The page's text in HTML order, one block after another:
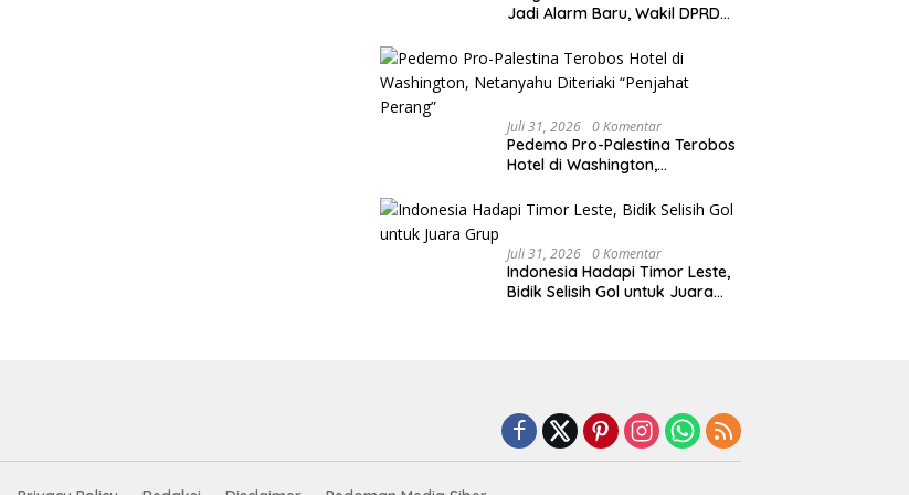
Jadi Alarm Baru, Wakil DPRD
Kebijakan Lebih Tegas
Juli 31, 2026 0 Komentar
Pedemo Pro-Palestina Terobos
Hotel di Washington,
Perang”
Juli 31, 2026 0 Komentar
Indonesia Hadapi Timor Leste,
Bidik Selisih Gol untuk Juara